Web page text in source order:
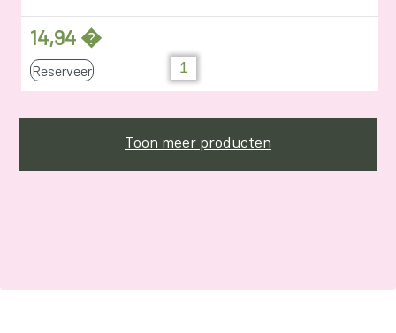
14,94 �
Reserveer
Toon meer producten